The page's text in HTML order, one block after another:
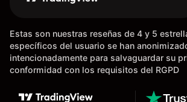
dinero de inmediato a mi cuenta
existentes en el mercado que
tardan días o tienen mucha
burocracia; y la segunda razón,
hecho de operar en un mercado
Estas son nuestras reseñas de 4 y 5
específicos del usuario se han
intencionadamente para salvaguardar su
conformidad con los requisitos del RGPD